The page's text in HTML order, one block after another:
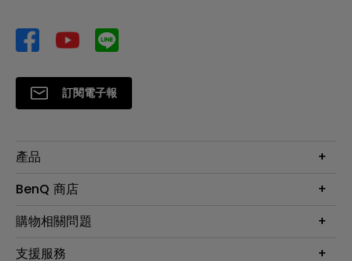
訂閱電子報
產品
大型液晶
投影機
智慧照明
BenQ 商店
最新產品與活動
購物相關問題
第一次購物就上手
支援服務